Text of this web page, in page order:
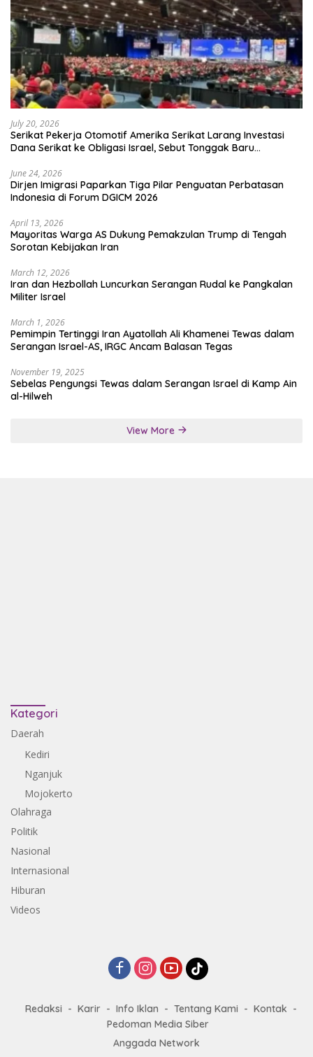
July 20, 2026
Serikat Pekerja Otomotif Amerika Serikat Larang Investasi
Dana Serikat ke Obligasi Israel, Sebut Tonggak Baru
June 24, 2026
Dirjen Imigrasi Paparkan Tiga Pilar Penguatan Perbatasan
Indonesia di Forum DGICM 2026
April 13, 2026
Mayoritas Warga AS Dukung Pemakzulan Trump di Tengah
Sorotan Kebijakan Iran
March 12, 2026
Iran dan Hezbollah Luncurkan Serangan Rudal ke Pangkalan
Militer Israel
March 1, 2026
Pemimpin Tertinggi Iran Ayatollah Ali Khamenei Tewas dalam
Serangan Israel-AS, IRGC Ancam Balasan Tegas
November 19, 2025
Sebelas Pengungsi Tewas dalam Serangan Israel di Kamp Ain
al-Hilweh
View More
Kategori
Daerah
Kediri
Nganjuk
Mojokerto
Olahraga
Politik
Nasional
Internasional
Hiburan
Videos
Redaksi Karir Info Iklan Tentang Kami
Kontak
Pedoman Media Siber
Anggada Network